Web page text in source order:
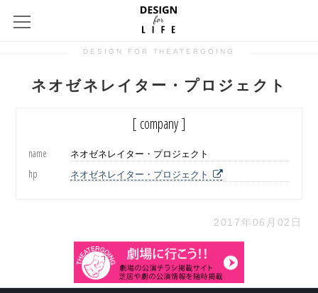
DESIGN FOR THEATERGOING
ネオゼネレイター・プロジェクト
[ company ]
name ネオゼネレイター・プロジェクト
hp ネオゼネレイター・プロジェクト
2017年06月02日